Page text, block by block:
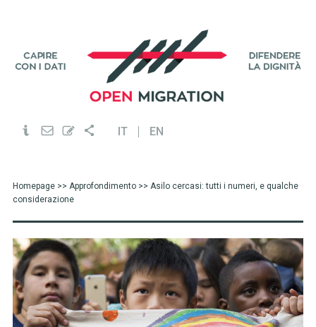
IT EN
Homepage>> Approfondimento>> Asilo cercasi: tutti i numeri, e qualche
considerazione